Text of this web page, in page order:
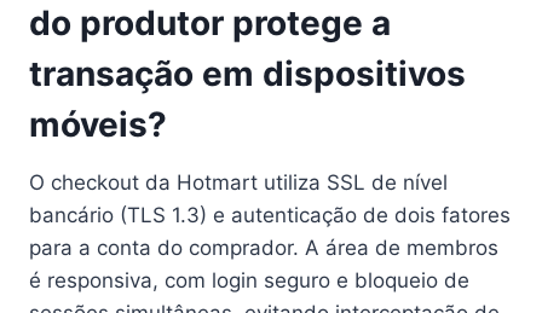
do produtor protege a
transação em dispositivos
móveis?
O checkout da Hotmart utiliza SSL de nível
bancário (TLS 1.3) e autenticação de dois fatores
para a conta do comprador. A área de membros
é responsiva, com login seguro e bloqueio de